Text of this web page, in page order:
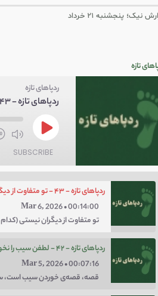
نیک؛ پنجشنبه ۲۱ خرداد
تازه
ردپاهای تازه
SUBSCRIBE
ردپاهای تازه - ۴۳ - تو متفاوت از دیگران نیستی
Mar 6, 2026 • 00:14:00
ردپاهای تازه - ۴۲ - لطفن سیب را نخور
Mar 5, 2026 • 00:07:16